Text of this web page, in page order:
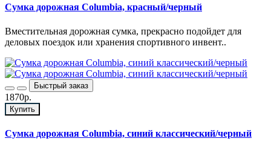
Сумка дорожная Columbia, красный/черный
Вместительная дорожная сумка, прекрасно подойдет для
деловых поездок или хранения спортивного инвент..
Быстрый заказ
1870р.
Купить
Сумка дорожная Columbia, синий классический/черный